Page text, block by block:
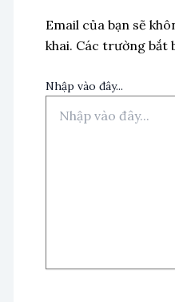
Email của bạn sẽ
khai. Các trường bắt
Nhập vào đây...